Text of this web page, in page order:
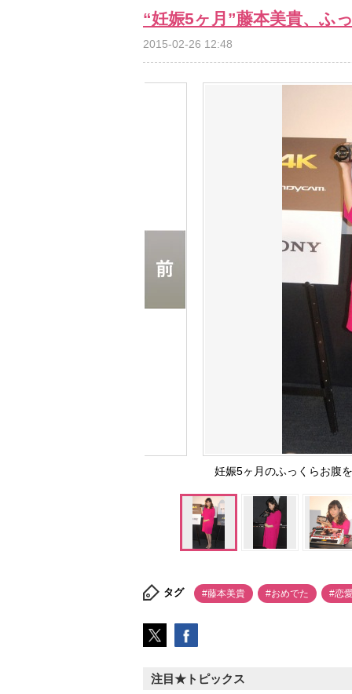
“妊娠5ヶ月”藤本美貴、ふ
2015-02-26 12:48
妊娠5ヶ月のふっくらお腹
タグ #藤本美貴 #おめでた #恋
注目★トピックス